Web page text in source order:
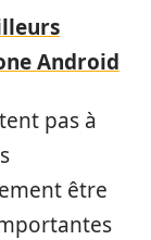
Android
pas à
être